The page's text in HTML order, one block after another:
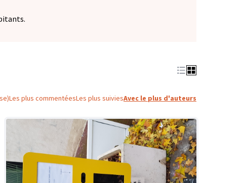
Les plus commentéesLes plus suiviesAvec le plus d'auteurs